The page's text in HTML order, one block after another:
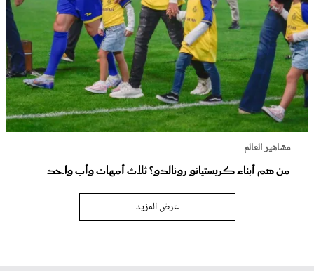
مشاهير العالم
من هم أبناء كريستيانو رونالدو؟ ثلاث أمهات وأب واحد
عرض المزيد